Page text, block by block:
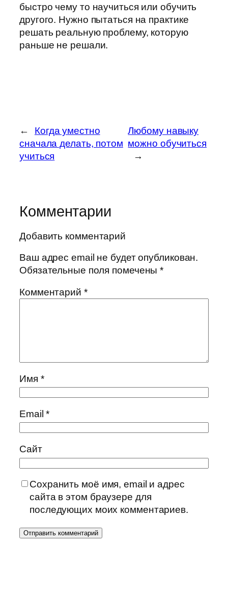
быстро чему то научиться или обучить
другого. Нужно пытаться на практике
решать реальную проблему, которую
раньше не решали.
←
Когда уместно
сначала делать, потом
учиться
Любому навыку
можно обучиться
→
Комментарии
Добавить комментарий
Ваш адрес email не будет опубликован.
Обязательные поля помечены*
Комментарий *
Имя *
Email*
Сайт
Сохранить моё имя, email и адрес
сайта в этом браузере для
последующих моих комментариев.